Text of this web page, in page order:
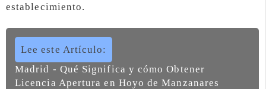
establecimiento.
Lee este Artículo:
Madrid - Qué Significa y cómo Obtener
Licencia Apertura en Hoyo de Manzanares